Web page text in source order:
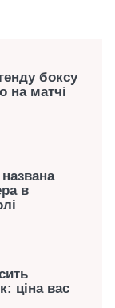
боксу
на матчі
в
ціна вас